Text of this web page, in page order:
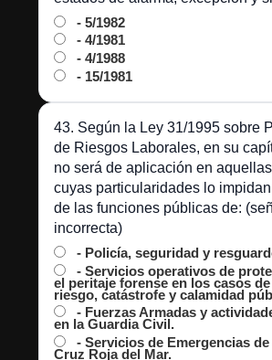
- 5/1982
- 4/1981
- 4/1988
- 15/1981
43. Según la Ley 31/1995 sobre
de Riesgos Laborales, en su
no será de aplicación en
cuyas particularidades lo
de las funciones públicas de:
incorrecta)
- Policía, seguridad y
- Servicios operativos de
el peritaje forense en los casos
riesgo, catástrofe y calamidad
- Fuerzas Armadas y
en la Guardia Civil.
- Servicios de Emergencias
Cruz Roja del Mar.